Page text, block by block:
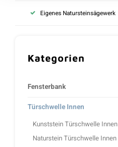
Eigenes Natursteinsägewerk
Kategorien
Fensterbank
Türschwelle Innen
Kunststein Türschwelle Innen
Naturstein Türschwelle Innen